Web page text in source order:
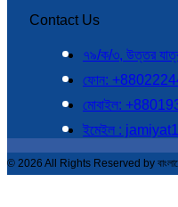
Contact Us
৭৯/ক/৩, উত্তর
ফোন:
মোবাইল:
ইমেইল :
© 2026 All Rights Reserved by